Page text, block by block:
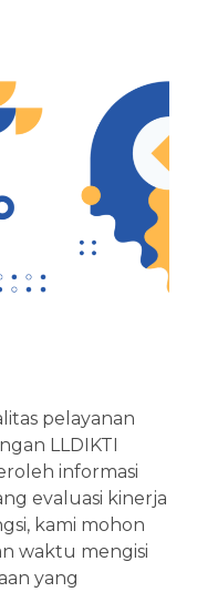
pelayanan
LLDIKTI
informasi
evaluasi kinerja
kami mohon
waktu mengisi
yang